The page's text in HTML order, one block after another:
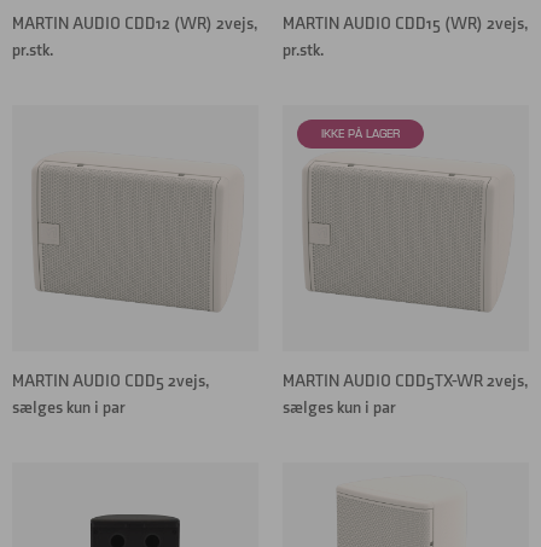
MARTIN AUDIO CDD12 (WR) 2vejs,
pr.stk.
MARTIN AUDIO CDD15 (WR) 2vejs,
pr.stk.
MARTIN AUDIO CDD5 2vejs,
sælges kun i par
MARTIN AUDIO CDD5TX-WR 2vejs,
sælges kun i par